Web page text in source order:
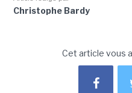
Christophe Bardy
Cet article vous